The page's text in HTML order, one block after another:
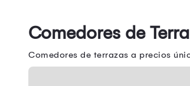
Comedores de
Comedores de terrazas a precios